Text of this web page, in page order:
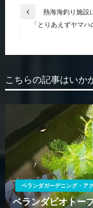
投
ビ
ー
ン
熱海海釣り施設
投
「とりあえずヤマ
こちらの記事はいか
ベランダガーデニング・ア
ベランダビオトー